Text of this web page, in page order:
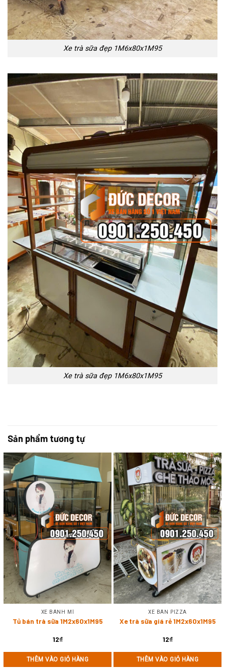
Xe trà sữa đẹp 1M6x80x1M95
Xe trà sữa đẹp 1M6x80x1M95
Sản phẩm tương tự
XE BÁNH MÌ
Tủ bán trà sữa 1M2x60x1M95
12₫
THÊM VÀO GIỎ HÀNG
XE BÁN PIZZA
Xe trà sữa giá rẻ 1M2x60x1M95
12₫
THÊM VÀO GIỎ HÀNG